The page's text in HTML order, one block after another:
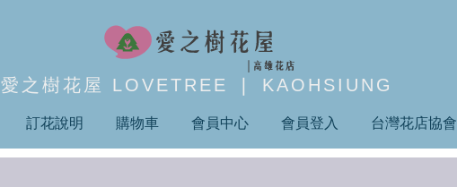
愛之樹花屋 LOVETREE ❘ KAOHSIUNG
訂花說明 購物車 會員中心 會員登入 台灣花店協會